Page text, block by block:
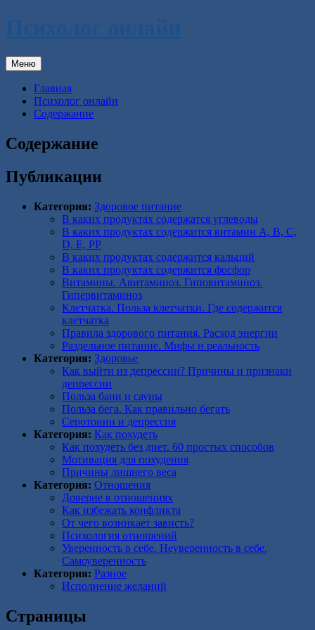
Меню
Главная
Психолог онлайн
Содержание
Содержание
Публикации
Категория: Здоровое питание
В каких продуктах содержатся углеводы
В каких продуктах содержится витамин A, B, C,
D, E, PP
В каких продуктах содержится кальций
В каких продуктах содержится фосфор
Витамины. Авитаминоз. Гиповитаминоз.
Гипервитаминоз
Клетчатка. Польза клетчатки. Где содержится
клетчатка
Правила здорового питания. Расход энергии
Раздельное питание. Мифы и реальность
Категория: Здоровье
Как выйти из депрессии? Причины и признаки
депрессии
Польза бани и сауны
Польза бега. Как правильно бегать
Серотонин и депрессия
Категория: Как похудеть
Как похудеть без диет. 60 простых способов
Мотивация для похудения
Причины лишнего веса
Категория: Отношения
Доверие в отношениях
Как избежать конфликта
От чего возникает зависть?
Психология отношений
Уверенность в себе. Неуверенность в себе.
Самоуверенность
Категория: Разное
Исполнение желаний
Страницы